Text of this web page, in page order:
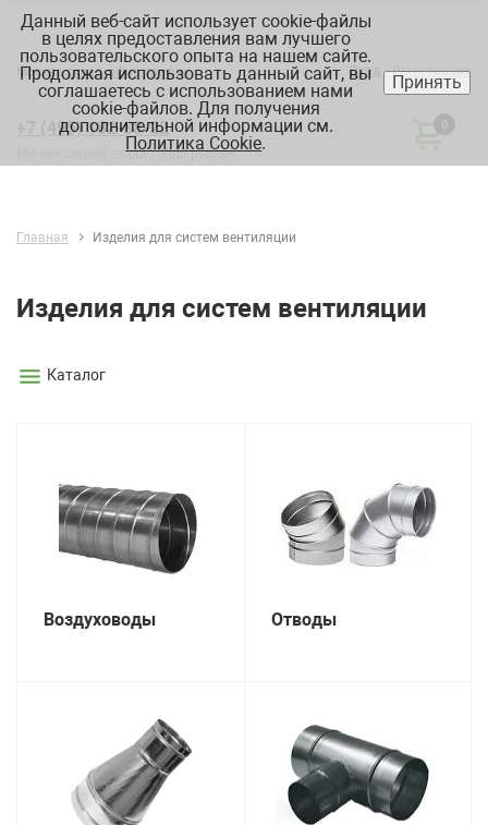
Вход Регистрация
Москва:склад, офис, график
+7 (495) 182-88-22
Минимальный заказ 10000 рублей
0
Главная Изделия для систем вентиляции
Изделия для систем вентиляции
Каталог
Воздуховоды Отводы
Данный веб-сайт использует cookie-файлы
в целях предоставления вам лучшего
пользовательского опыта на нашем сайте.
Продолжая использовать данный сайт, вы
соглашаетесь с использованием нами
cookie-файлов. Для получения
дополнительной информации см.
Политика Cookie.
Принять